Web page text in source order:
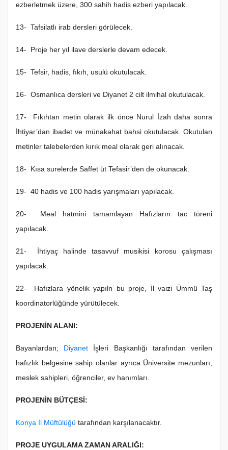
ezberletmek üzere, 300 sahih hadis ezberi yapılacak.
13- Tafsilatlı irab dersleri görülecek.
14- Proje her yıl ilave derslerle devam edecek.
15- Tefsir, hadis, fıkıh, usulü okutulacak.
16- Osmanlıca dersleri ve Diyanet 2 cilt ilmihal okutulacak.
17- Fıkıhtan metin olarak ilk önce Nurul İzah daha sonra
İhtiyar’dan ibadet ve münakahat bahsi okutulacak. Okutulan
metinler talebelerden kırık meal olarak geri alınacak.
18- Kısa surelerde Saffet üt Tefasir’den de okunacak.
19- 40 hadis ve 100 hadis yarışmaları yapılacak.
20- Meal hatmini tamamlayan Hafızların tac töreni
yapılacak.
21- İhtiyaç halinde tasavvuf musikisi korosu çalışması
yapılacak.
22- Hafızlara yönelik yapıln bu proje, İl vaizi Ümmü Taş
koordinatorlüğünde yürütülecek.
PROJENİN ALANI:
Bayanlardan; Diyanet İşleri Başkanlığı tarafından verilen
hafızlık belgesine sahip olanlar ayrıca Üniversite mezunları,
meslek sahipleri, öğrenciler, ev hanımları.
PROJENİN BÜTÇESİ:
Konya İl Müftülüğü tarafından karşılanacaktır.
PROJE UYGULAMA ZAMAN ARALIĞI: